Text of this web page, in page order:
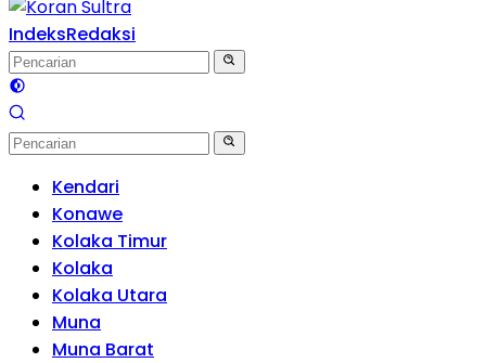
IndeksRedaksi
Kendari
Konawe
Kolaka Timur
Kolaka
Kolaka Utara
Muna
Muna Barat